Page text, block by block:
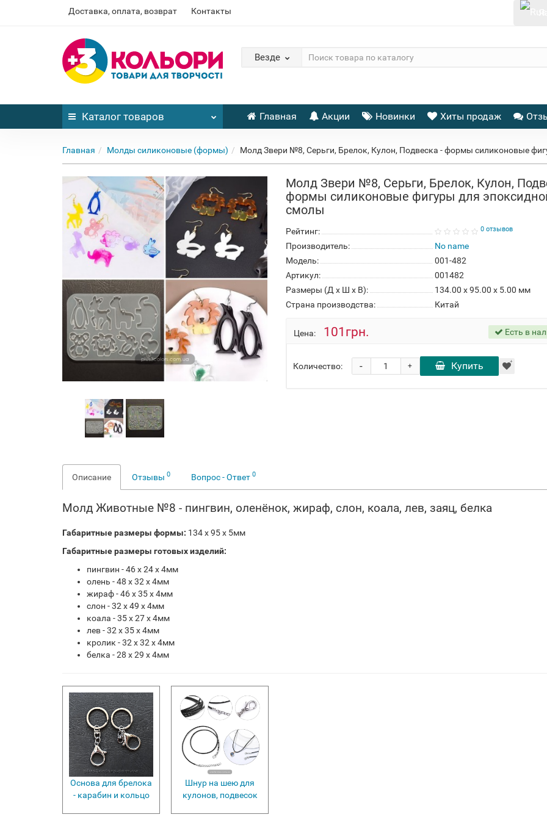
Доставка, оплата, возврат Контакты
Везде
Каталог товаров Главная Акции Новинки Хиты продаж
Главная Молды силиконовые (формы) Молд Звери №8, Серьги, Брелок, Кулон, Подвеска - формы силиконовые
Молд Звери №8, Серьги, Брелок, Кулон,
формы силиконовые фигуры для
смолы
Рейтинг: 0 отзывов
Производитель:
No name
Модель:
001-482
Артикул:
001482
Размеры (Д x Ш x В):
134.00 x 95.00 x 5.00 мм
Страна производства:
Китай
Цена: 101грн. Есть в
Количество: +
- Купить
Описание Отзывы 0 Вопрос - Ответ 0
Молд Животные №8 - пингвин, оленёнок, жираф, слон, коала, лев, заяц, белка
Габаритные размеры формы: 134 х 95 х 5мм
Габаритные размеры готовых изделий:
пингвин - 46 х 24 х 4мм
олень - 48 х 32 х 4мм
жираф - 46 х 35 х 4мм
слон - 32 х 49 х 4мм
коала - 35 х 27 х 4мм
лев - 32 х 35 х 4мм
кролик - 32 х 32 х 4мм
белка - 28 х 29 х 4мм
Основа для брелока
- карабин и кольцо
Шнур на шею для
кулонов, подвесок